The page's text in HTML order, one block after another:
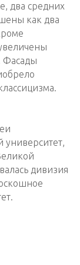
два средних
как два
Фасады
университет,
дивизия